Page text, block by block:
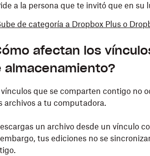
a la persona que te invitó que en su
de categoría a Dropbox Plus o
afectan los
almacenamiento?
vínculos que se comparten contigo no
archivos a tu computadora.
un archivo desde un vínculo
tus ediciones no se